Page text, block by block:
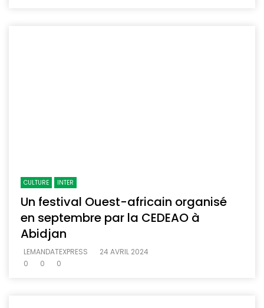
CULTURE INTER
Un festival Ouest-africain organisé
en septembre par la CEDEAO à
Abidjan
LEMANDATEXPRESS
24 AVRIL 2024
0
0 0